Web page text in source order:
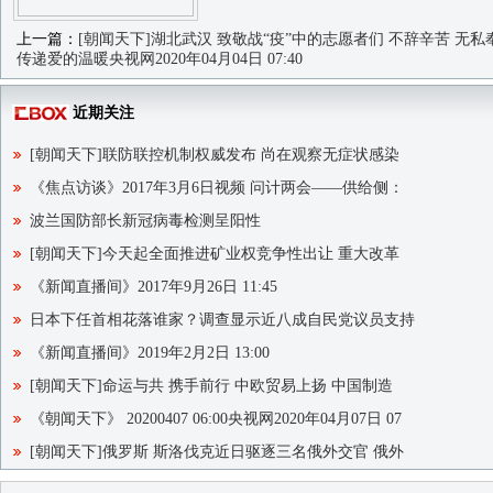
上一篇： [朝闻天下]湖北武汉 致敬战“疫”中的志愿者们 不辞辛苦 无私
传递爱的温暖央视网2020年04月04日 07:40
近期关注
[朝闻天下]联防联控机制权威发布 尚在观察无症状感染
《焦点访谈》2017年3月6日视频 问计两会——供给侧：
波兰国防部长新冠病毒检测呈阳性
[朝闻天下]今天起全面推进矿业权竞争性出让 重大改革
《新闻直播间》2017年9月26日 11:45
日本下任首相花落谁家？调查显示近八成自民党议员支持
《新闻直播间》2019年2月2日 13:00
[朝闻天下]命运与共 携手前行 中欧贸易上扬 中国制造
《朝闻天下》 20200407 06:00央视网2020年04月07日 07
[朝闻天下]俄罗斯 斯洛伐克近日驱逐三名俄外交官 俄外